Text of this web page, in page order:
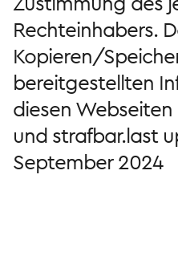
Rechteinhabers.
Kopieren/
bereitgestellten
diesen
und strafbar.last
September 2024